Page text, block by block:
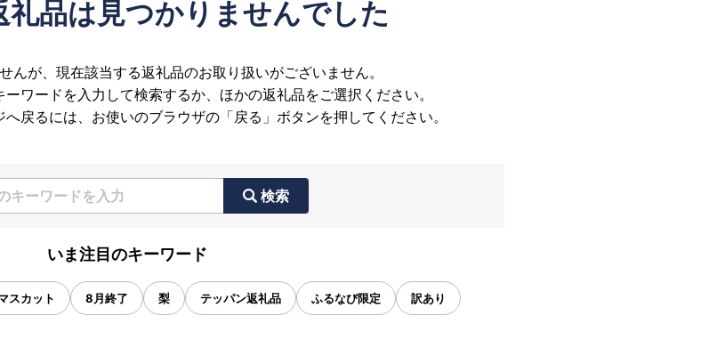
礼品は見つかりませんでした
んが、現在該当する返礼品のお取り扱いがございません。
ワードを入力して検索するか、ほかの返礼品をご選択ください。
戻るには、お使いのブラウザの「戻る」ボタンを押してください。
検索
いま注目のキーワード
スカット 8月終了 梨 テッパン返礼品 ふるなび限定 訳あり